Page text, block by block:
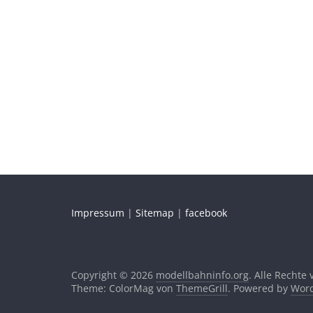
Impressum | Sitemap | facebook
Copyright © 2026 modellbahninfo.org. Alle Rechte
Theme: ColorMag von ThemeGrill. Powered by